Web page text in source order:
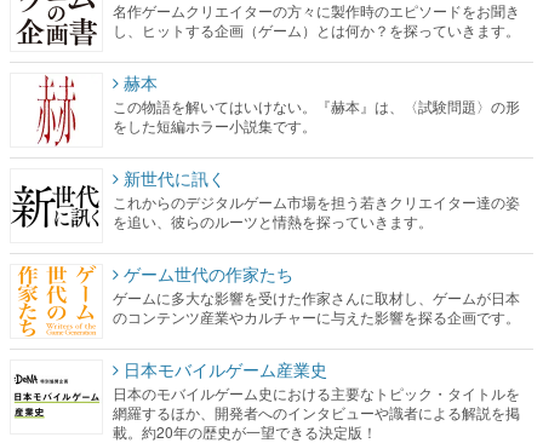
名作ゲームクリエイターの方々に製作時のエピソードをお聞き
し、ヒットする企画（ゲーム）とは何か？を探っていきます。
赫本
この物語を解いてはいけない。『赫本』は、〈試験問題〉の形
をした短編ホラー小説集です。
新世代に訊く
これからのデジタルゲーム市場を担う若きクリエイター達の姿
を追い、彼らのルーツと情熱を探っていきます。
ゲーム世代の作家たち
ゲームに多大な影響を受けた作家さんに取材し、ゲームが日本
のコンテンツ産業やカルチャーに与えた影響を探る企画です。
日本モバイルゲーム産業史
日本のモバイルゲーム史における主要なトピック・タイトルを
網羅するほか、開発者へのインタビューや識者による解説を掲
載。約20年の歴史が一望できる決定版！